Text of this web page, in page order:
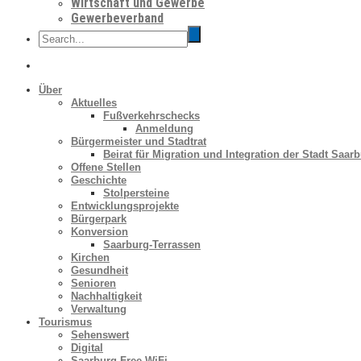
Gewerbeverband
Über
Aktuelles
Fußverkehrschecks
Anmeldung
Bürgermeister und Stadtrat
Beirat für Migration und Integration der Stadt
Offene Stellen
Geschichte
Stolpersteine
Entwicklungsprojekte
Bürgerpark
Konversion
Saarburg-Terrassen
Kirchen
Gesundheit
Senioren
Nachhaltigkeit
Verwaltung
Tourismus
Sehenswert
Digital